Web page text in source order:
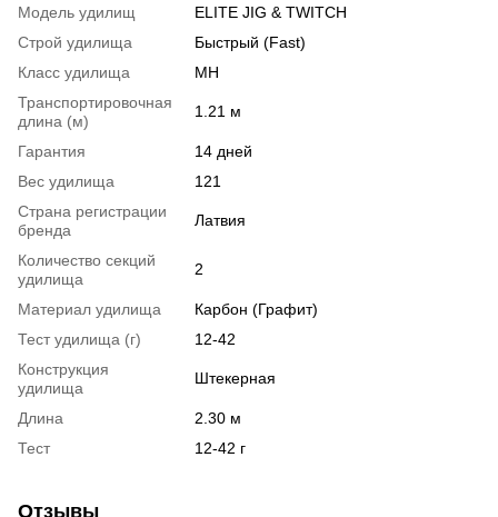
Модель удилищ
ELITE JIG & TWITCH
Строй удилища
Быстрый (Fast)
Класс удилища
MH
Транспортировочная
длина (м)
1.21 м
Гарантия
14 дней
Вес удилища
121
Страна регистрации
бренда
Латвия
Количество секций
удилища
2
Материал удилища
Карбон (Графит)
Тест удилища (г)
12-42
Конструкция
удилища
Штекерная
Длина
2.30 м
Тест
12-42 г
Отзывы